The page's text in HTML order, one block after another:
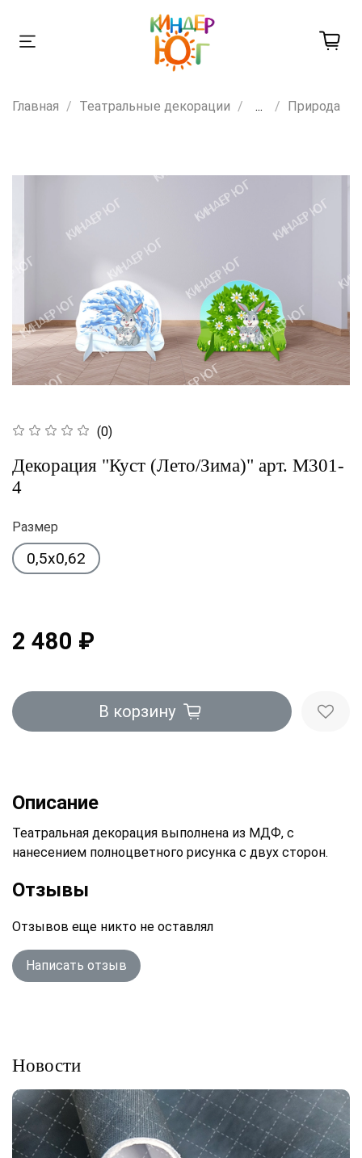
Главная Театральные декорации ... Природа
(0)
Декорация "Куст (Лето/Зима)" арт. М301-
4
Размер
0,5x0,62
2 480 ₽
В корзину
Описание
Театральная декорация выполнена из МДФ, с
нанесением полноцветного рисунка с двух сторон.
Отзывы
Отзывов еще никто не оставлял
Написать отзыв
Новости